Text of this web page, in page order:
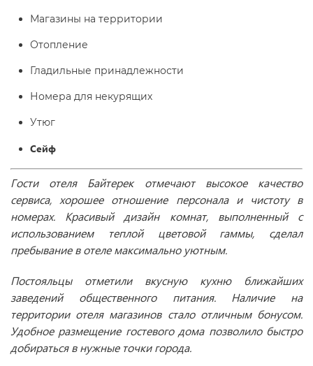
Магазины на территории
Отопление
Гладильные принадлежности
Номера для некурящих
Утюг
Сейф
Гости отеля Байтерек отмечают высокое качество
сервиса, хорошее отношение персонала и чистоту в
номерах. Красивый дизайн комнат, выполненный с
использованием теплой цветовой гаммы, сделал
пребывание в отеле максимально уютным.
Постояльцы отметили вкусную кухню ближайших
заведений общественного питания. Наличие на
территории отеля магазинов стало отличным бонусом.
Удобное размещение гостевого дома позволило быстро
добираться в нужные точки города.